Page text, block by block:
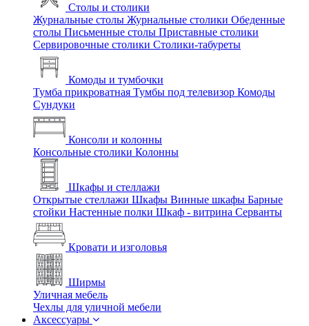
Столы и столики
Журнальные столы Журнальные столики Обеденные
столы Письменные столы Приставные столики
Сервировочные столики Столики-табуреты
Комоды и тумбочки
Тумба прикроватная Тумбы под телевизор Комоды
Сундуки
Консоли и колонны
Консольные столики Колонны
Шкафы и стеллажи
Открытые стеллажи Шкафы Винные шкафы Барные
стойки Настенные полки Шкаф - витрина Серванты
Кровати и изголовья
Ширмы
Уличная мебель
Чехлы для уличной мебели
Аксессуары